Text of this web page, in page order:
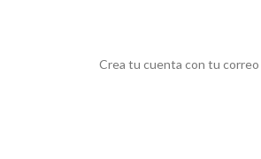
Crea tu cuenta con tu